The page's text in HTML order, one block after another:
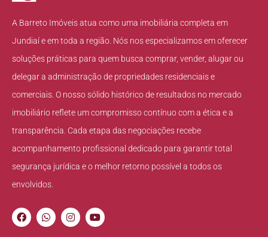
A Barreto Imóveis atua como uma imobiliária completa em
Jundiaí e em toda a região. Nós nos especializamos em oferecer
soluções práticas para quem busca comprar, vender, alugar ou
delegar a administração de propriedades residenciais e
comerciais. O nosso sólido histórico de resultados no mercado
imobiliário reflete um compromisso contínuo com a ética e a
transparência. Cada etapa das negociações recebe
acompanhamento profissional dedicado para garantir total
segurança jurídica e o melhor retorno possível a todos os
envolvidos.